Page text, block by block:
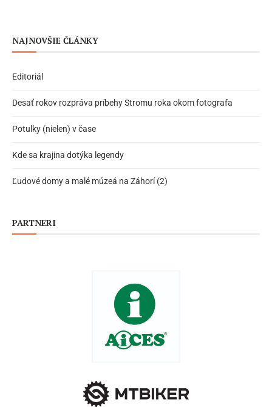
NAJNOVŠIE ČLÁNKY
Editoriál
Desať rokov rozpráva príbehy Stromu roka okom fotografa
Potulky (nielen) v čase
Kde sa krajina dotýka legendy
Ľudové domy a malé múzeá na Záhorí (2)
PARTNERI